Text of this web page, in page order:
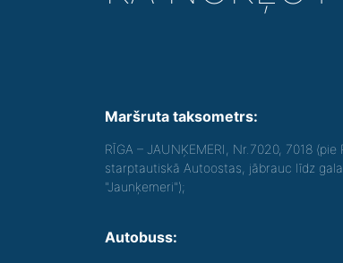
Maršruta taksometrs:
RĪGA – JAUNĶEMERI, Nr.7020, 7018 (pie
starptautiskā Autoostas, jābrauc līdz
"Jaunķemeri");
Autobuss: